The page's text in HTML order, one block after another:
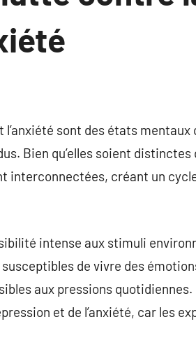
sont des états
Bien qu’elles soient
interconnectées, créant un
intense aux stimuli
de vivre des
aux pressions
et de l’anxiété, car les